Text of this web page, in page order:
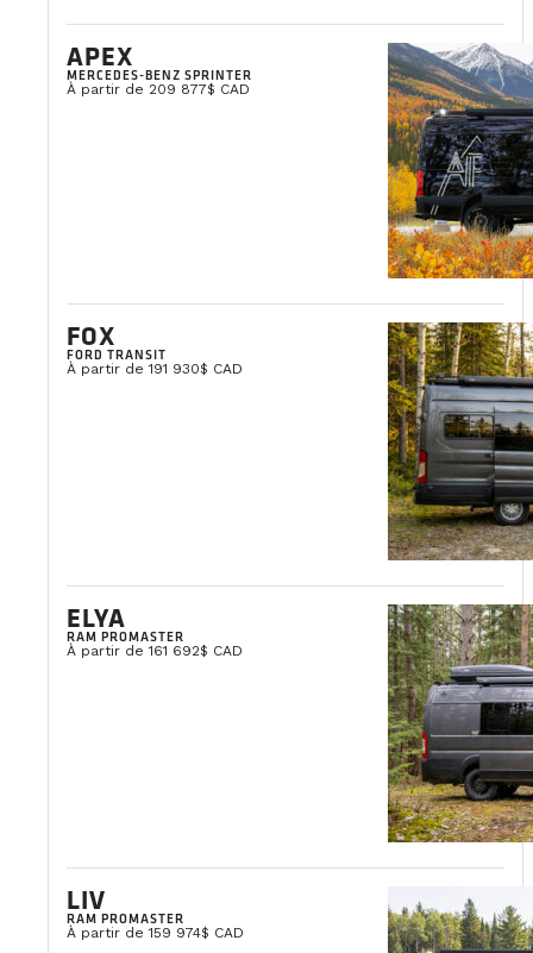
APEX
MERCEDES-BENZ SPRINTER
À partir de 209 877$ CAD
FOX
FORD TRANSIT
À partir de 191 930$ CAD
ELYA
RAM PROMASTER
À partir de 161 692$ CAD
LIV
RAM PROMASTER
À partir de 159 974$ CAD